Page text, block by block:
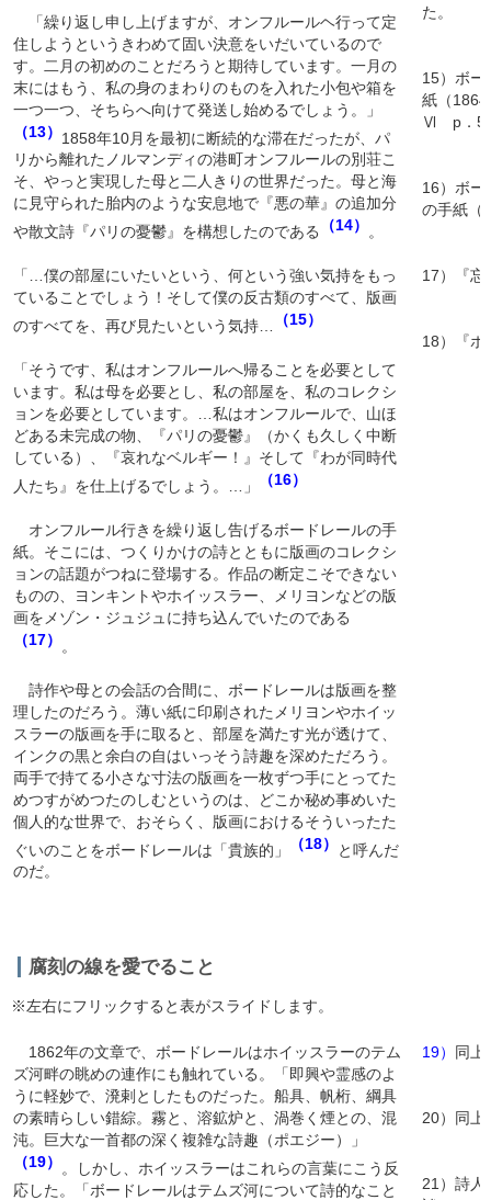
「繰り返し申し上げますが、オンフルールヘ行って定
住しようというきわめて固い決意をいだいているので
す。二月の初めのことだろうと期待しています。一月の
末にはもう、私の身のまわりのものを入れた小包や箱を
一つ一つ、そちらへ向けて発送し始めるでしょう。」
（13） 1858年10月を最初に断続的な滞在だったが、パ
リから離れたノルマンディの港町オンフルールの別荘こ
そ、やっと実現した母と二人きりの世界だった。母と海
に見守られた胎内のような安息地で『悪の華』の追加分
や散文詩『パリの憂鬱』を構想したのである
（14） 。
「…僕の部屋にいたいという、何という強い気持をもっ
ていることでしょう！そして僕の反古類のすべて、版画
のすべてを、再び見たいという気持…
（15）
「そうです、私はオンフルールへ帰ることを必要として
います。私は母を必要とし、私の部屋を、私のコレクシ
ョンを必要としています。…私はオンフルールで、山ほ
どある未完成の物、『パリの憂鬱』（かくも久しく中断
している）、『哀れなベルギー！』そして『わが同時代
人たち』を仕上げるでしょう。…」
（16）
オンフルール行きを繰り返し告げるボードレールの手
紙。そこには、つくりかけの詩とともに版画のコレクシ
ョンの話題がつねに登場する。作品の断定こそできない
ものの、ヨンキントやホイッスラー、メリヨンなどの版
画をメゾン・ジュジュに持ち込んでいたのである
（17）
。
詩作や母との会話の合間に、ボードレールは版画を整
理したのだろう。薄い紙に印刷されたメリヨンやホイッ
スラーの版画を手に取ると、部屋を満たす光が透けて、
インクの黒と余白の自はいっそう詩趣を深めただろう。
両手で持てる小さな寸法の版画を一枚ずつ手にとってた
めつすがめつたのしむというのは、どこか秘め事めいた
個人的な世界で、おそらく、版画におけるそういったた
ぐいのことをボードレールは「貴族的」
（18）
と呼んだ
のだ。
た。
15）ボー
紙（
Ⅵ p．
16）ボー
の手紙（
17）『忘
18）『
腐刻の線を愛でること
※左右にフリックすると表がスライドします。
1862年の文章で、ボードレールはホイッスラーのテム
ズ河畔の眺めの連作にも触れている。「即興や霊感のよ
うに軽妙で、溌剌としたものだった。船具、帆桁、綱具
の素晴らしい錯綜。霧と、溶鉱炉と、渦巻く煙との、混
沌。巨大な一首都の深く複雑な詩趣（ポエジー）」
（19）
。しかし、ホイッスラーはこれらの言葉にこう反
応した。「ボードレールはテムズ河について詩的なこと
19） 同上
20）同上
21）詩人